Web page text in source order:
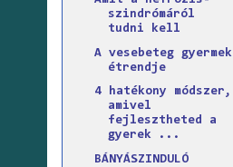
szindrómáról
tudni kell
A vesebeteg gyermek
étrendje
4 hatékony módszer,
amivel
fejlesztheted a
gyerek ...
BÁNYÁSZINDULÓ